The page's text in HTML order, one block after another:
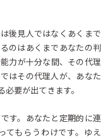
後見人ではなくあくまで
のはあくまであなたの判
力が十分な間、その代理
はその代理人が、あなた
要が出てきます。
す。あなたと定期的に連
てもらうわけです。ゆえ